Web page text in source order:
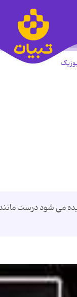
می شود درست مانند